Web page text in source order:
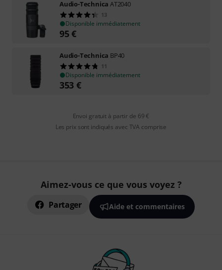
Audio-Technica AT2040
13
Disponible immédiatement
95€
Audio-Technica BP40
11
Disponible immédiatement
353 €
Envoi gratuit à partir de 69 €
Les prix sont indiqués avec TVA comprise
Aimez-vous ce que vous voyez ?
Partager Aide et commentaires